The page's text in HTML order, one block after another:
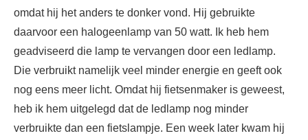
omdat hij het anders te donker vond. Hij gebruikte
daarvoor een halogeenlamp van 50 watt. Ik heb hem
geadviseerd die lamp te vervangen door een ledlamp.
Die verbruikt namelijk veel minder energie en geeft ook
nog eens meer licht. Omdat hij fietsenmaker is geweest,
heb ik hem uitgelegd dat de ledlamp nog minder
verbruikte dan een fietslampje. Een week later kwam hij